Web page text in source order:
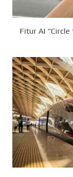
Fitur AI “Circle